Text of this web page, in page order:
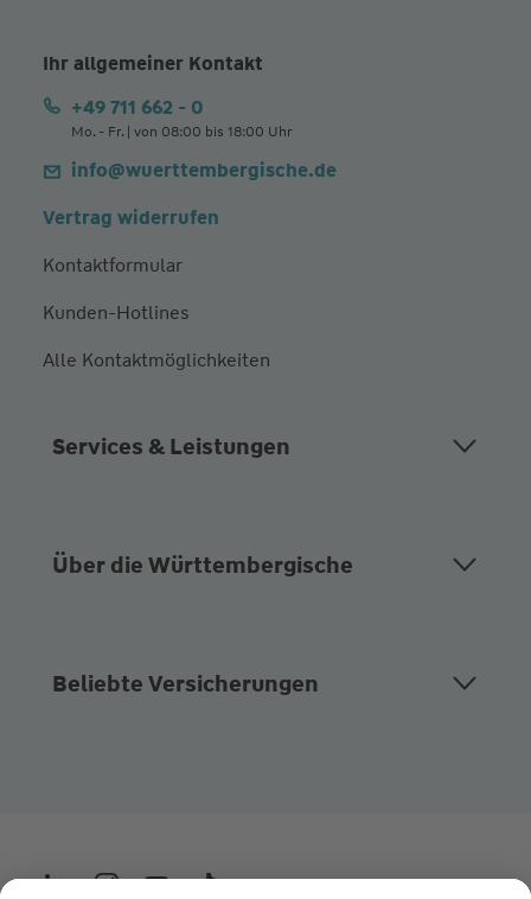
Ihr allgemeiner Kontakt
+49 711 662 - 0
Mo. - Fr. | von 08:00 bis 18:00 Uhr
info@wuerttembergische.de
Vertrag widerrufen
Kontaktformular
Kunden-Hotlines
Alle Kontaktmöglichkeiten
Services & Leistungen
Über die Württembergische
Beliebte Versicherungen